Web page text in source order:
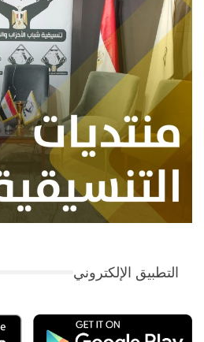
التطبيق الإلكتروني